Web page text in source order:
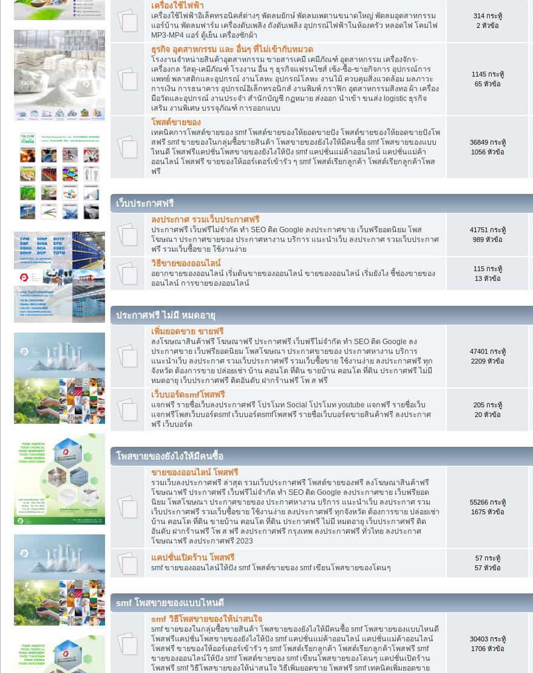
เครื่องใช้ไฟฟ้า
เครื่องใช้ไฟฟ้าอิเล็คทรอนิคส์ต่างๆ พัดลมยักษ์ พัดลมเพดานขนาดใหญ่ พัดลมอุตสาหกรรม
แอร์บ้าน พัดลมฟาร์ม เครื่องดับเพลิง ถังดับเพลิง อุปกรณ์ไฟฟ้าในห้องครัว หลอดไฟ โคมไฟ
MP3-MP4 แอร์ ตู้เย็น เครื่องซักผ้า
314 กระทู้
2 หัวข้อ
ธุรกิจ อุตสาหกรรม และ อื่นๆ ที่ไม่เข้ากับหมวด
โรงงานจำหน่ายสินค้าอุตสาหกรรม ขายสารเคมี เคมีภัณฑ์ อุตสาหกรรม เครื่องจักร-
เครื่องกล วัสดุ-เคมีภัณฑ์ โรงงาน อื่น ๆ ธุรกิจแฟรนไชส์ เซ้ง-ซื้อ-ขายกิจการ อุปกรณ์การ
แพทย์ พลาสติกและอุปกรณ์ งานโลหะ อุปกรณ์โลหะ งานไม้ ควบคุมสิ่งแวดล้อม มลภาวะ
การเงิน การธนาคาร อุปกรณ์อิเล็กทรอนิกส์ งานพิมพ์ กราฟิก อุตสาหกรรมสิงทอ ผ้า เครื่อง
มือวัดและอุปกรณ์ งานประจำ สำนักบัญชี กฏหมาย ส่งออก นำเข้า ขนส่ง logistic ธุรกิจ
เสริม งานพิเศษ บรรจุภัณฑ์ การออกแบบ
1145 กระทู้
65 หัวข้อ
โพสต์ขายของ
เทคนิคการโพสต์ขายของ smf โพสต์ขายของให้ยอดขายปัง โพสต์ขายของให้ยอดขายปังโพ
สฟรี smf ขายของในกลุ่มซื้อขายสินค้า โพสขายของยังไงให้มีคนซื้อ smf โพสขายของแบบ
ไหนดี โพสฟรีแคปชั่นโพสขายของยังไงให้ปัง smf แคปชั่นแม่ค้าออนไลน์ แคปชั่นแม่ค้า
ออนไลน์ โพสฟรี ขายของให้ออร์เดอร์เข้ารัว ๆ smf โพสต์เรียกลูกค้า โพสต์เรียกลูกค้าโพส
ฟรี
36849 กระทู้
1056 หัวข้อ
เว็บประกาศฟรี
ลงประกาศ รวมเว็บประกาศฟรี
ประกาศฟรี เว็บฟรีไม่จำกัด ทำ SEO ติด Google ลงประกาศขาย เว็บฟรียอดนิยม โพส
โฆษณา ประกาศขายของ ประกาศหางาน บริการ แนะนำเว็บ ลงประกาศ รวมเว็บประกาศ
ฟรี รวมเว็บซื้อขาย ใช้งานง่าย
41751 กระทู้
989 หัวข้อ
วิธีขายของออนไลน์
อยากขายของออนไลน์ เริ่มต้นขายของออนไลน์ ขายของออนไลน์ เริ่มยังไง ชี้ช่องขายของ
ออนไลน์ การขายของออนไลน์
115 กระทู้
13 หัวข้อ
ประกาศฟรี ไม่มี หมดอายุ
เพิ่มยอดขาย ขายฟรี
ลงโฆษณาสินค้าฟรี โฆษณาฟรี ประกาศฟรี เว็บฟรีไม่จำกัด ทำ SEO ติด Google ลง
ประกาศขาย เว็บฟรียอดนิยม โพสโฆษณา ประกาศขายของ ประกาศหางาน บริการ
แนะนำเว็บ ลงประกาศ รวมเว็บประกาศฟรี รวมเว็บซื้อขาย ใช้งานง่าย ลงประกาศฟรี ทุก
จังหวัด ต้องการขาย ปล่อยเช่า บ้าน คอนโด ที่ดิน ขายบ้าน คอนโด ที่ดิน ประกาศฟรี ไม่มี
หมดอายุ เว็บประกาศฟรี ติดอันดับ ฝากร้านฟรี โพ ส ฟรี
47401 กระทู้
2209 หัวข้อ
เว็บบอร์ดsmfโพสฟรี
แจกฟรี รายชื่อเว็บลงประกาศฟรี โปรโมท Social โปรโมท youtube แจกฟรี รายชื่อเว็บ
แจกฟรีโพสเว็บบอร์ดsmf เว็บบอร์ดsmfโพสฟรี รายชื่อเว็บบอร์ดขายสินค้าฟรี ลงประกาศ
ฟรี เว็บบอร์ด
205 กระทู้
20 หัวข้อ
โพสขายของยังไงให้มีคนซื้อ
ขายของออนไลน์ โพสฟรี
รวมเว็บลงประกาศฟรี ล่าสุด รวมเว็บประกาศฟรี โพสต์ขายของฟรี ลงโฆษณาสินค้าฟรี
โฆษณาฟรี ประกาศฟรี เว็บฟรีไม่จำกัด ทำ SEO ติด Google ลงประกาศขาย เว็บฟรียอด
นิยม โพสโฆษณา ประกาศขายของ ประกาศหางาน บริการ แนะนำเว็บ ลงประกาศ รวม
เว็บประกาศฟรี รวมเว็บซื้อขาย ใช้งานง่าย ลงประกาศฟรี ทุกจังหวัด ต้องการขาย ปล่อยเช่า
บ้าน คอนโด ที่ดิน ขายบ้าน คอนโด ที่ดิน ประกาศฟรี ไม่มี หมดอายุ เว็บประกาศฟรี ติด
อันดับ ฝากร้านฟรี โพ ส ฟรี ลงประกาศฟรี กรุงเทพ ลงประกาศฟรี ทั่วไทย ลงประกาศ
โฆษณาฟรี ลงประกาศฟรี 2023
55266 กระทู้
1675 หัวข้อ
แคปชั่นเปิดร้าน โพสฟรี
smf ขายของออนไลน์ให้ปัง smf โพสต์ขายของ smf เขียนโพสขายของโดนๆ
57 กระทู้
57 หัวข้อ
smf โพสขายของแบบไหนดี
smf วิธีโพสขายของให้น่าสนใจ
smf ขายของในกลุ่มซื้อขายสินค้า โพสขายของยังไงให้มีคนซื้อ smf โพสขายของแบบไหนดี
โพสฟรีแคปชั่นโพสขายของยังไงให้ปัง smf แคปชั่นแม่ค้าออนไลน์ แคปชั่นแม่ค้าออนไลน์
โพสฟรี ขายของให้ออร์เดอร์เข้ารัว ๆ smf โพสต์เรียกลูกค้า โพสต์เรียกลูกค้าโพสฟรี smf
ขายของออนไลน์ให้ปัง smf โพสต์ขายของ smf เขียนโพสขายของโดนๆ แคปชั่นเปิดร้าน
โพสฟรี smf วิธีโพสขายของให้น่าสนใจ วิธีเพิ่มยอดขาย โพสฟรี smf เทคนิคเพิ่มยอดขาย
30403 กระทู้
1706 หัวข้อ